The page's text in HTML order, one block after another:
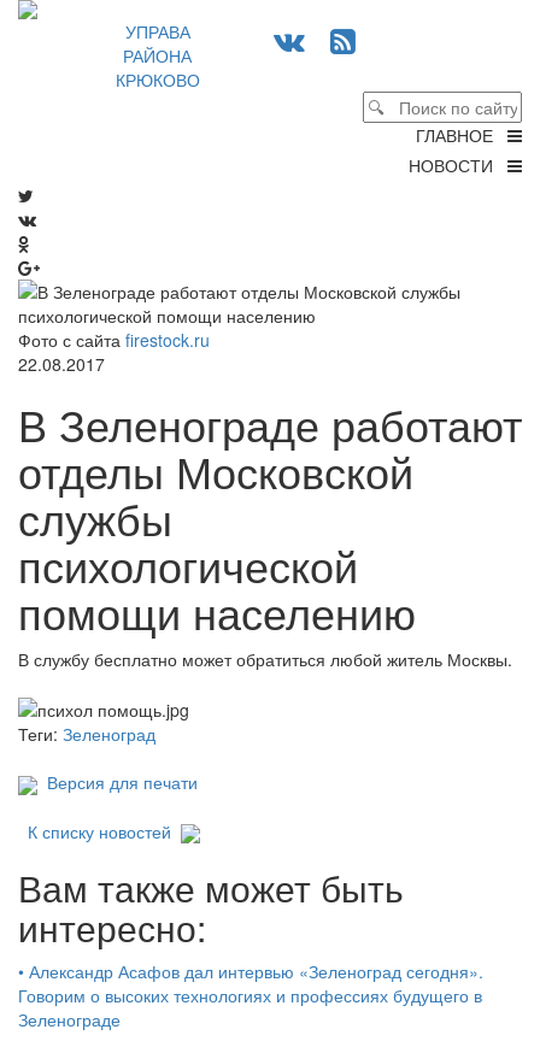
УПРАВА
РАЙОНА
КРЮКОВО
ГЛАВНОЕ
НОВОСТИ
Фото с сайта firestock.ru
22.08.2017
В Зеленограде работают
отделы Московской
службы
психологической
помощи населению
В службу бесплатно может обратиться любой житель Москвы.
Теги: Зеленоград
Версия для печати
К списку новостей
Вам также может быть
интересно:
• Александр Асафов дал интервью «Зеленоград сегодня».
Говорим о высоких технологиях и профессиях будущего в
Зеленограде